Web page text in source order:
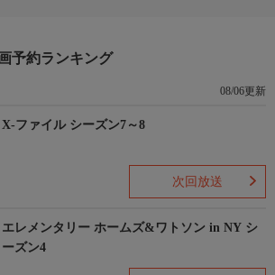
予約ランキング
08/06更新
X-ファイル シーズン7～8
次回放送
エレメンタリー ホームズ&ワトソン in NY シ
ーズン4